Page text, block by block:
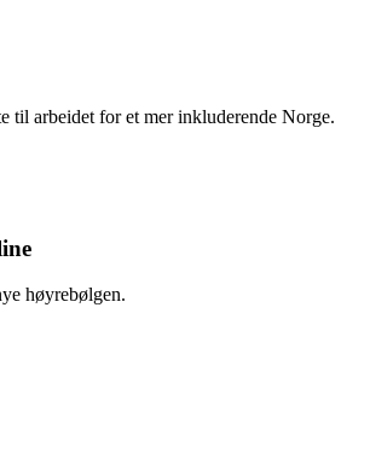
til arbeidet for et mer inkluderende Norge.
høyrebølgen.